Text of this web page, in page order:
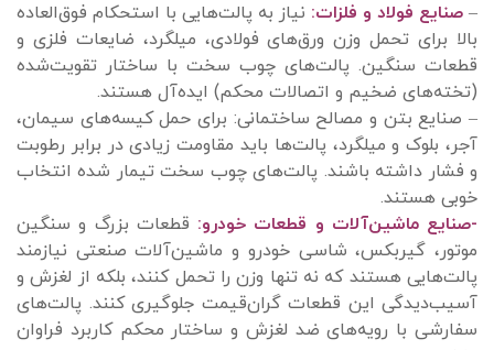
– صنایع فولاد و فلزات: نیاز به پالت‌هایی با استحکام فوق‌العاده
بالا برای تحمل وزن ورق‌های فولادی، میلگرد، ضایعات فلزی و
قطعات سنگین. پالت‌های چوب سخت با ساختار تقویت‌شده
(تخته‌های ضخیم و اتصالات محکم) ایده‌آل هستند.
– صنایع بتن و مصالح ساختمانی: برای حمل کیسه‌های سیمان،
آجر، بلوک و میلگرد، پالت‌ها باید مقاومت زیادی در برابر رطوبت
و فشار داشته باشند. پالت‌های چوب سخت تیمار شده انتخاب
خوبی هستند.
-صنایع ماشین‌آلات و قطعات خودرو: قطعات بزرگ و سنگین
موتور، گیربکس، شاسی خودرو و ماشین‌آلات صنعتی نیازمند
پالت‌هایی هستند که نه تنها وزن را تحمل کنند، بلکه از لغزش و
آسیب‌دیدگی این قطعات گران‌قیمت جلوگیری کنند. پالت‌های
سفارشی با رویه‌های ضد لغزش و ساختار محکم کاربرد فراوان